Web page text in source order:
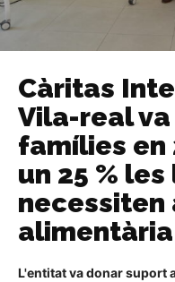
Càritas
Vila-real
famílies en
un 25 %
necessiten
alimentària
L'entitat va donar suport